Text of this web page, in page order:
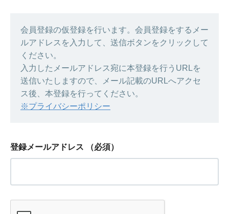
会員登録の仮登録を行います。会員登録をするメー
ルアドレスを入力して、送信ボタンをクリックして
ください。
入力したメールアドレス宛に本登録を行うURLを
送信いたしますので、メール記載のURLへアクセ
ス後、本登録を行ってください。
※プライバシーポリシー
登録メールアドレス （必須）